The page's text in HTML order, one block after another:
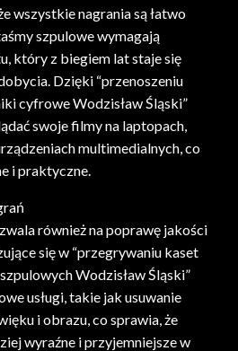
wszystkie nagrania są łatwo
szpulowe wymagają
który z biegiem lat staje się
Dzięki “przenoszeniu
cyfrowe Wodzisław Śląski”
swoje filmy na laptopach,
multimedialnych, co
i praktyczne.
również na poprawę jakości
się w “przegrywaniu kaset
Wodzisław Śląski”
usługi, takie jak usuwanie
i obrazu, co sprawia, że
wyraźne i przyjemniejsze w